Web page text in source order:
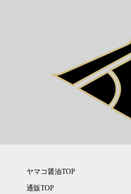
ヤマコ醤油TOP
通販TOP